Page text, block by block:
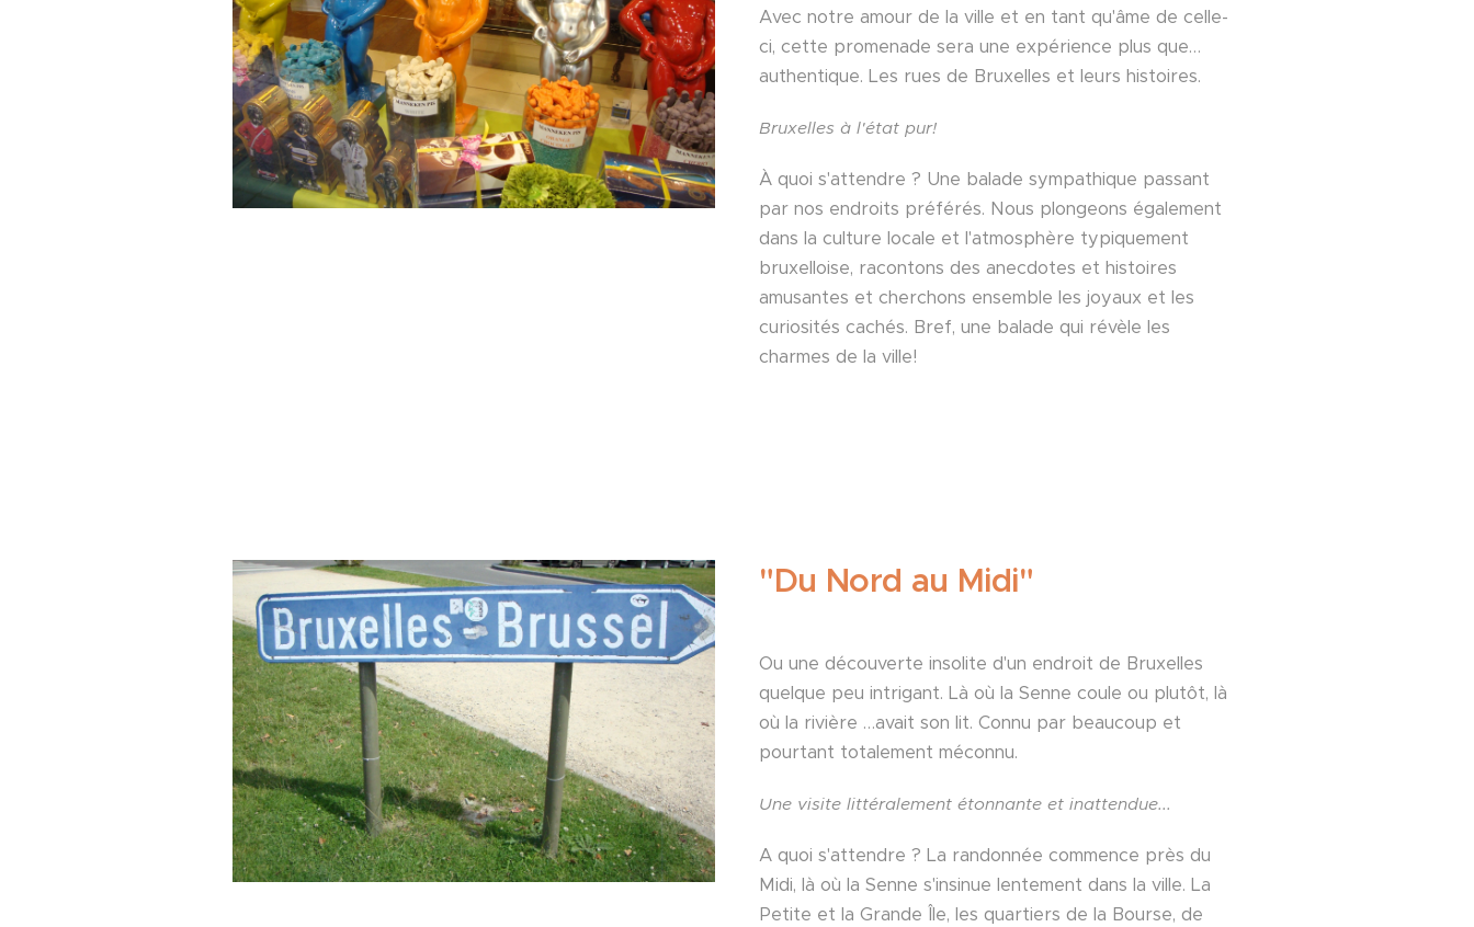
Avec notre amour de la ville et en tant qu'âme de celle-
ci, cette promenade sera une expérience plus que…
authentique. Les rues de Bruxelles et leurs histoires.
Bruxelles à l'état pur!
À quoi s'attendre ? Une balade sympathique passant
par nos endroits préférés. Nous plongeons également
dans la culture locale et l'atmosphère typiquement
bruxelloise, racontons des anecdotes et histoires
amusantes et cherchons ensemble les joyaux et les
curiosités cachés. Bref, une balade qui révèle les
charmes de la ville!
"Du Nord au Midi"
Ou une découverte insolite d'un endroit de Bruxelles
quelque peu intrigant. Là où la Senne coule ou plutôt, là
où la rivière …avait son lit. Connu par beaucoup et
pourtant totalement méconnu.
Une visite littéralement étonnante et inattendue...
A quoi s'attendre ? La randonnée commence près du
Midi, là où la Senne s'insinue lentement dans la ville. La
Petite et la Grande Île, les quartiers de la Bourse, de